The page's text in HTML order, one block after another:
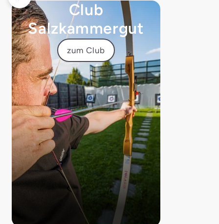
Club
Salzkammergut
zum Club